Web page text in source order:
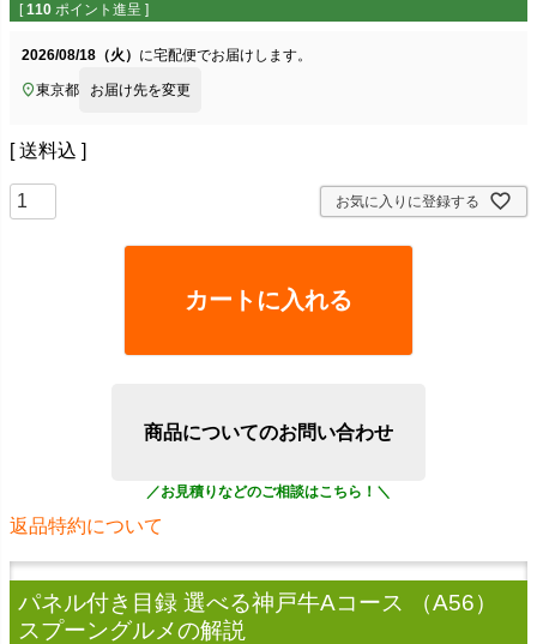
[ 110 ポイント進呈 ]
2026/08/18（火） に宅配便でお届けします。
東京都 お届け先を変更
送料込
お気に入りに登録する
カートに入れる
商品についてのお問い合わせ
返品特約について
パネル付き目録 選べる神戸牛Aコース （A56）
スプーングルメの解説